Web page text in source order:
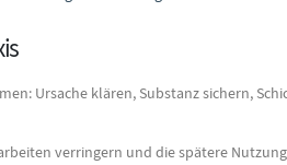
Ursache klären, Substanz sichern,
verringern und die spätere